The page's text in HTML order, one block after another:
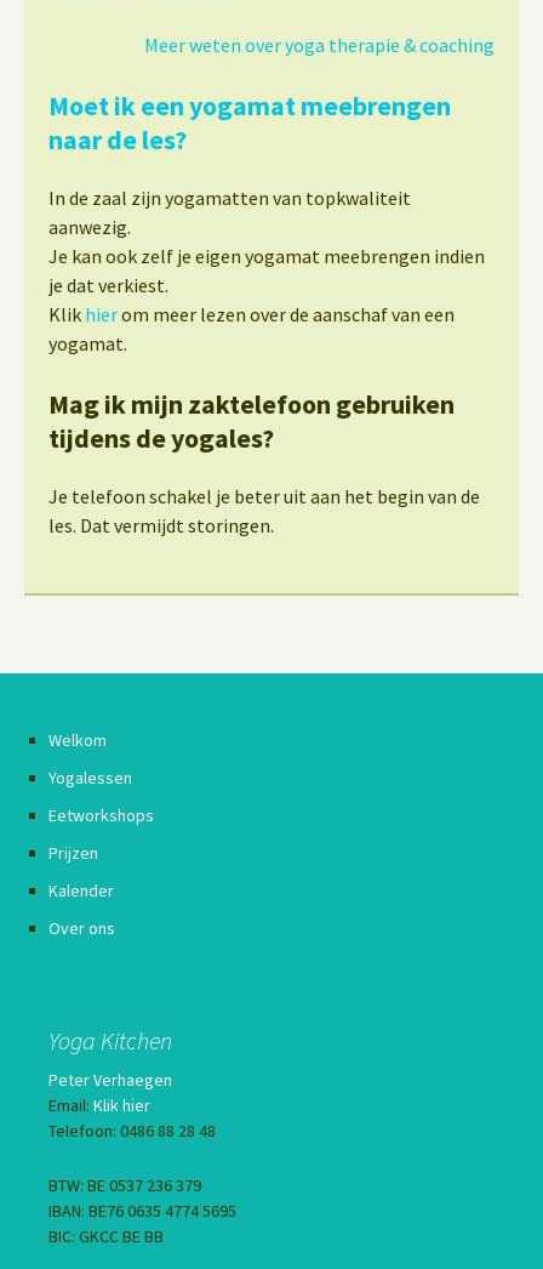
Meer weten over yoga therapie & coaching
Moet ik een yogamat meebrengen
naar de les?
In de zaal zijn yogamatten van topkwaliteit
aanwezig.
Je kan ook zelf je eigen yogamat meebrengen indien
je dat verkiest.
Klik hierom meer lezen over de aanschaf van een
yogamat.
Mag ik mijn zaktelefoon gebruiken
tijdens de yogales?
Je telefoon schakel je beter uit aan het begin van de
les. Dat vermijdt storingen.
Welkom
Yogalessen
Eetworkshops
Prijzen
Kalender
Over ons
Yoga Kitchen
Peter Verhaegen
Email: Klik hier
Telefoon: 0486 88 28 48
BTW: BE 0537 236 379
IBAN: BE76 0635 4774 5695
BIC: GKCC BE BB